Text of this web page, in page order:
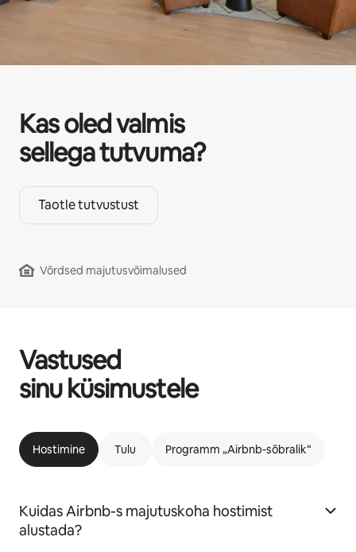
Kas oled valmis
sellega tutvuma?
Taotle tutvustust
Võrdsed majutusvõimalused
Vastused
sinu küsimustele
Hostimine Tulu Programm „Airbnb-sõbralik“
Kuidas Airbnb-s majutuskoha hostimist
alustada?